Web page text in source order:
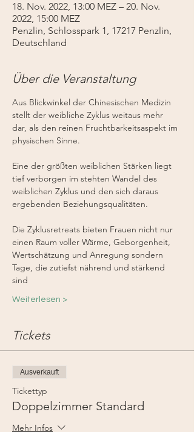
18. Nov. 2022, 13:00 MEZ – 20. Nov.
2022, 15:00 MEZ
Penzlin, Schlosspark 1, 17217 Penzlin,
Deutschland
Über die Veranstaltung
Aus Blickwinkel der Chinesischen Medizin
stellt der weibliche Zyklus weitaus mehr
dar, als den reinen Fruchtbarkeitsaspekt im
physischen Sinne.
Eine der größten weiblichen Stärken liegt
tief verborgen im stehten Wandel des
weiblichen Zyklus und den sich daraus
ergebenden Beziehungsqualitäten.
Die Zyklusretreats bieten Frauen nicht nur
einen Raum voller Wärme, Geborgenheit,
Wertschätzung und Anregung sondern
Tage, die zutiefst nährend und stärkend
sind
Weiterlesen >
Tickets
Ausverkauft
Tickettyp
Doppelzimmer Standard
Mehr Infos